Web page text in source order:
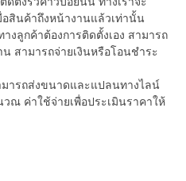
อสินค้าถึงหน้างานแล้วเท่านั้น
งลูกค้าต้องการติดตั้งเอง สามารถ
สามารถจ่ายเงินหรือโอนชำระ
ารถส่งขนาดและแปลนทางไลน์
ณ ค่าใช้จ่ายเพื่อประเมินราคาให้